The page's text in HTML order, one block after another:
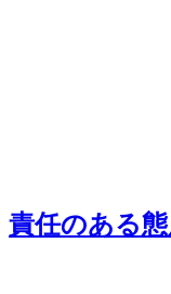
責任のある